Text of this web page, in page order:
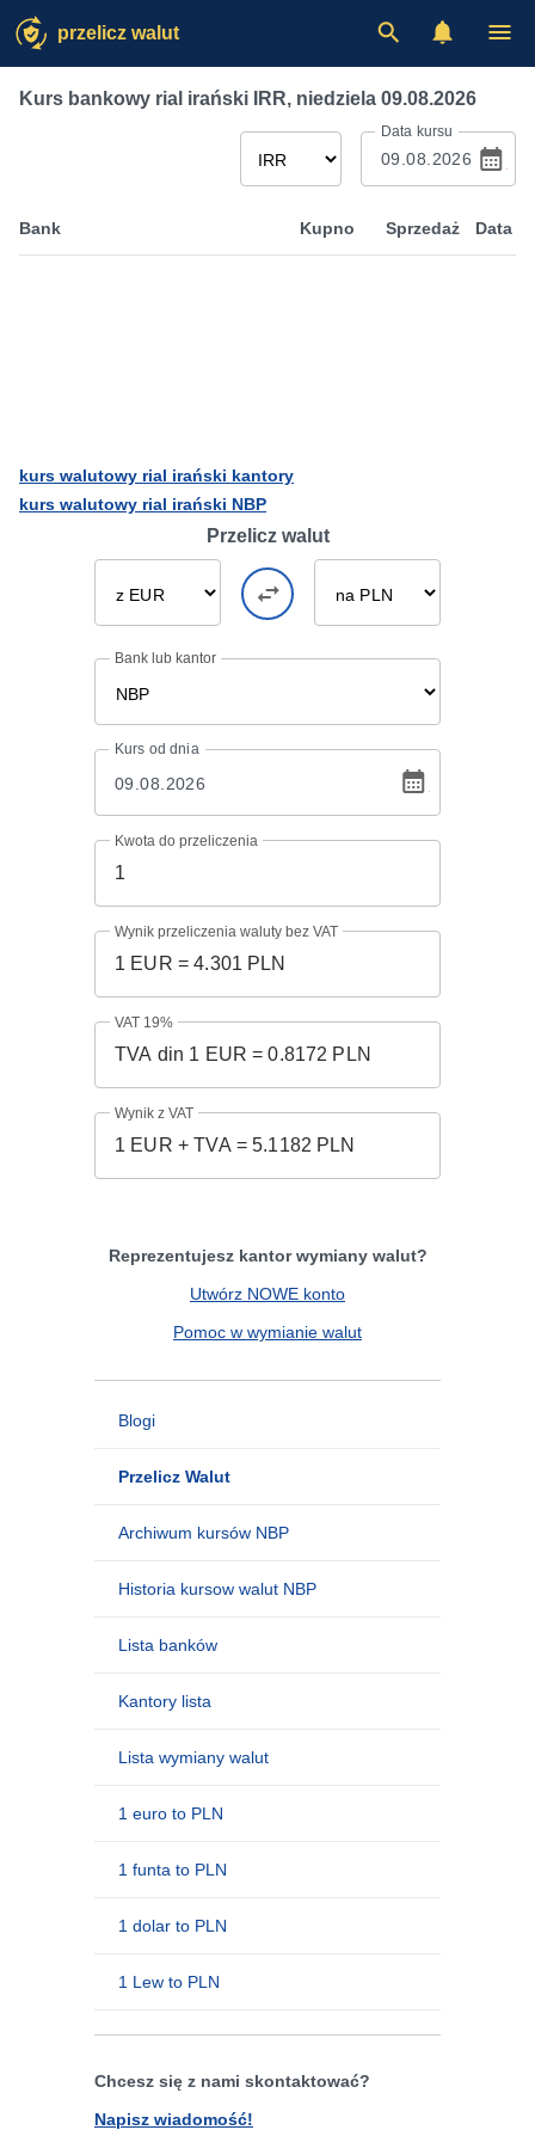
przelicz walut
Kurs bankowy rial irański IRR, niedziela 09.08.2026
Data kursu
Bank Kupno Sprzedaż Data
kurs walutowy rial irański kantory
kurs walutowy rial irański NBP
Przelicz walut
Bank lub kantor
Kurs od dnia
Kwota do przeliczenia
Wynik przeliczenia waluty bez VAT
VAT 19%
Wynik z VAT
Reprezentujesz kantor wymiany walut?
Utwórz NOWE konto
Pomoc w wymianie walut
Blogi
Przelicz Walut
Archiwum kursów NBP
Historia kursow walut NBP
Lista banków
Kantory lista
Lista wymiany walut
1 euro to PLN
1 funta to PLN
1 dolar to PLN
1 Lew to PLN
Chcesz się z nami skontaktować?
Napisz wiadomość!